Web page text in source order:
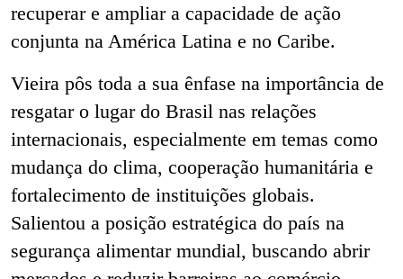
recuperar e ampliar a capacidade de ação
conjunta na América Latina e no Caribe.
Vieira pôs toda a sua ênfase na importância de
resgatar o lugar do Brasil nas relações
internacionais, especialmente em temas como
mudança do clima, cooperação humanitária e
fortalecimento de instituições globais.
Salientou a posição estratégica do país na
segurança alimentar mundial, buscando abrir